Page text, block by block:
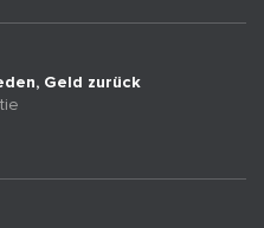
Geld zurück